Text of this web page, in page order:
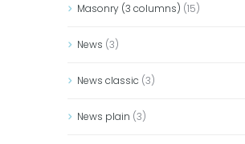
Masonry (3 columns) (15)
News (3)
News classic (3)
News plain (3)